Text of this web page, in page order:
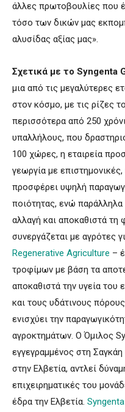
άλλες πρωτοβουλίες που
τόσο των δικών μας
αλυσίδας αξίας μας».
Σχετικά με το Syngenta
μια από τις μεγαλύτερες
στον κόσμο, με τις ρίζες
περισσότερα από 250
υπαλλήλους, που
100 χώρες, η εταιρεία
γεωργία με
προσφέρει υψηλή
ποιότητας, ενώ παράλληλα
αλλαγή και αποκαθιστά
συνεργάζεται με αγρότες
Regenerative Agriculture –
τροφίμων με βάση τα
αποκαθιστά την υγεία του
και τους υδάτινους
ενισχύει την
αγροκτημάτων. Ο Όμιλος
εγγεγραμμένος στη Σαγκάη
στην Ελβετία, αντλεί
επιχειρηματικές του
έδρα την Ελβετία.